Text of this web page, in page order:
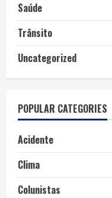
Saúde
Trânsito
Uncategorized
POPULAR CATEGORIES
Acidente
Clima
Colunistas